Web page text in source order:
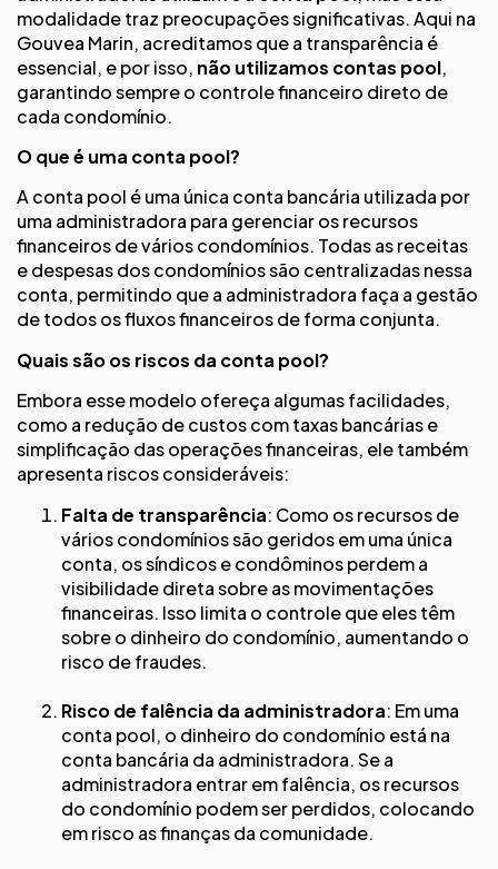
modalidade traz preocupações significativas. Aqui na
Gouvea Marin, acreditamos que a transparência é
essencial, e por isso, não utilizamos contas pool,
garantindo sempre o controle financeiro direto de
cada condomínio.
O que é uma conta pool?
A conta pool é uma única conta bancária utilizada por
uma administradora para gerenciar os recursos
financeiros de vários condomínios. Todas as receitas
e despesas dos condomínios são centralizadas nessa
conta, permitindo que a administradora faça a gestão
de todos os fluxos financeiros de forma conjunta​.
Quais são os riscos da conta pool?
Embora esse modelo ofereça algumas facilidades,
como a redução de custos com taxas bancárias e
simplificação das operações financeiras, ele também
apresenta riscos consideráveis:
Falta de transparência: Como os recursos de
vários condomínios são geridos em uma única
conta, os síndicos e condôminos perdem a
visibilidade direta sobre as movimentações
financeiras. Isso limita o controle que eles têm
sobre o dinheiro do condomínio, aumentando o
risco de fraudes​.
Risco de falência da administradora: Em uma
conta pool, o dinheiro do condomínio está na
conta bancária da administradora. Se a
administradora entrar em falência, os recursos
do condomínio podem ser perdidos, colocando
em risco as finanças da comunidade​.